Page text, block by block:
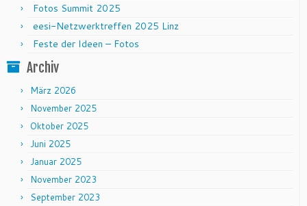
Fotos Summit 2025
eesi-Netzwerktreffen 2025 Linz
Feste der Ideen – Fotos
Archiv
März 2026
November 2025
Oktober 2025
Juni 2025
Januar 2025
November 2023
September 2023